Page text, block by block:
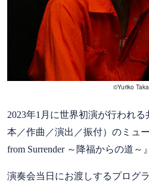
©Yuriko
2023年1月に世界初演が行われ
本／作曲／演出／振付）のミュ
from Surrender ～降福からの道～
演奏会当日にお渡しするプログ